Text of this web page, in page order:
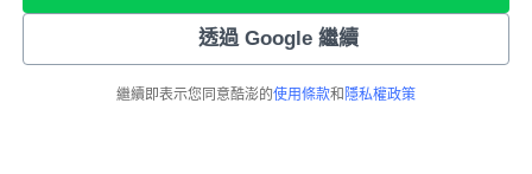
透過 Google 繼續
繼續即表示您同意酷澎的使用條款和 隱私權政策